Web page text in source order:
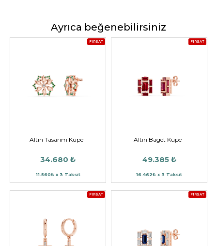
Ayrıca beğenebilirsiniz
FIRSAT
Altın Tasarım Küpe
34.680 ₺
11.560₺ x 3 Taksit
FIRSAT
Altın Baget Küpe
49.385 ₺
16.462₺ x 3 Taksit
FIRSAT FIRSAT